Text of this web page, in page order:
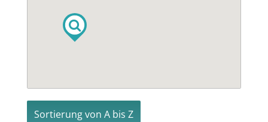
Sortierung von A bis Z